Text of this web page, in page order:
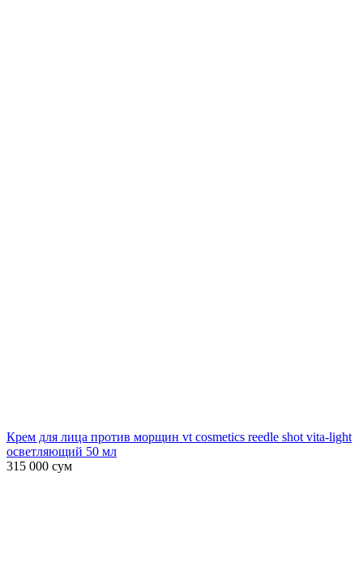
Крем для лица против морщин vt cosmetics reedle shot vita-light
осветляющий 50 мл
315 000 сум